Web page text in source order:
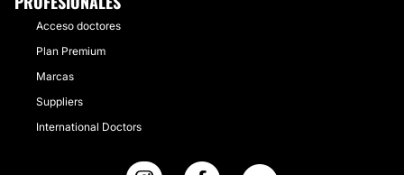
Acceso doctores
Plan Premium
Marcas
Suppliers
International Doctors